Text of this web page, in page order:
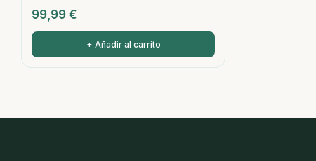
99,99 €
+ Añadir al carrito